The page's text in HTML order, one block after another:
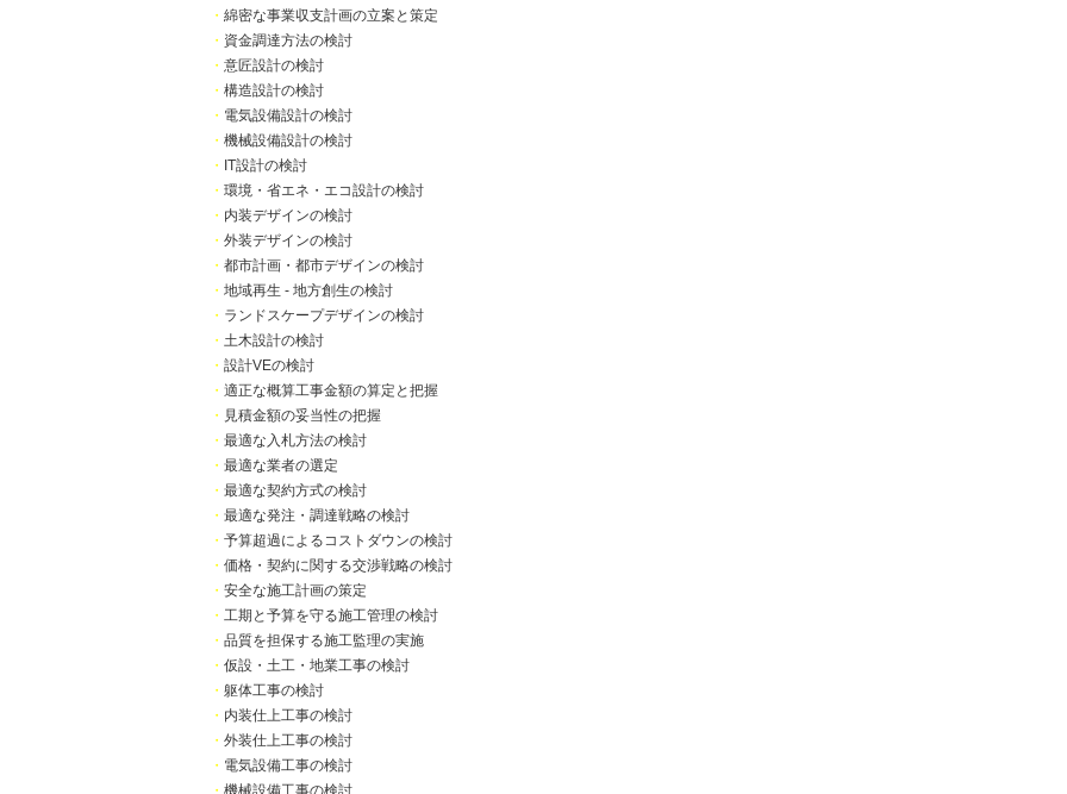
・ 綿密な事業収支計画の立案と策定
・ 資金調達方法の検討
・ 意匠設計の検討
・ 構造設計の検討
・ 電気設備設計の検討
・ 機械設備設計の検討
・ IT設計の検討
・ 環境・省エネ・エコ設計の検討
・ 内装デザインの検討
・ 外装デザインの検討
・ 都市計画・都市デザインの検討
・ 地域再生 - 地方創生の検討
・ ランドスケープデザインの検討
・ 土木設計の検討
・ 設計VEの検討
・ 適正な概算工事金額の算定と把握
・ 見積金額の妥当性の把握
・ 最適な入札方法の検討
・ 最適な業者の選定
・ 最適な契約方式の検討
・ 最適な発注・調達戦略の検討
・ 予算超過によるコストダウンの検討
・ 価格・契約に関する交渉戦略の検討
・ 安全な施工計画の策定
・ 工期と予算を守る施工管理の検討
・ 品質を担保する施工監理の実施
・ 仮設・土工・地業工事の検討
・ 躯体工事の検討
・ 内装仕上工事の検討
・ 外装仕上工事の検討
・ 電気設備工事の検討
・ 機械設備工事の検討